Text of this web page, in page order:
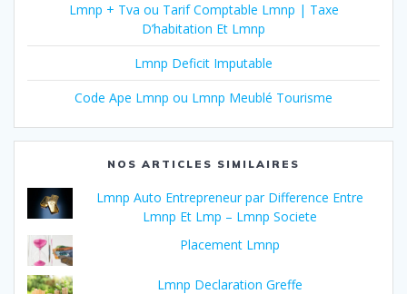
Lmnp + Tva ou Tarif Comptable Lmnp | Taxe
D’habitation Et Lmnp
Lmnp Deficit Imputable
Code Ape Lmnp ou Lmnp Meublé Tourisme
NOS ARTICLES SIMILAIRES
Lmnp Auto Entrepreneur par Difference Entre
Lmnp Et Lmp – Lmnp Societe
Placement Lmnp
Lmnp Declaration Greffe